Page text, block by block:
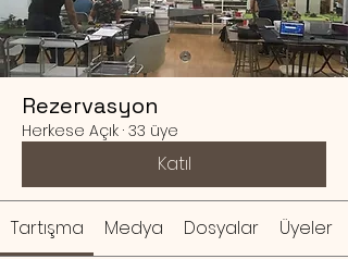
Rezervasyon
Herkese Açık · 33 üye
Katıl
Tartışma Medya Dosyalar Üyeler